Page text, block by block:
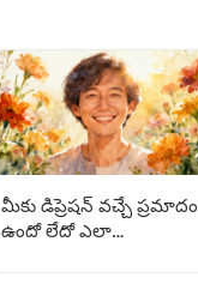
మీకు డిప్రెషన్ వచ్చే ప్రమాదం
ఉందో లేదో ఎలా